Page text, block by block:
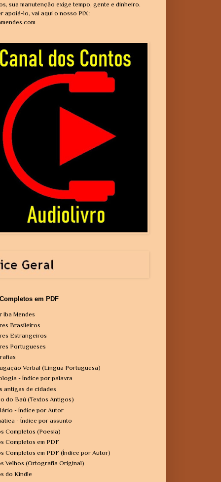
sua manutenção exige tempo, gente e dinheiro.
apoiá-lo, vai aqui o nosso PIX:
em PDF
Iba Mendes
Brasileiros
Estrangeiros
Portugueses
Verbal (Língua Portuguesa)
- Índice por palavra
antigas de cidades
do Baú (Textos Antigos)
- Índice por Autor
- Índice por assunto
Completos (Poesia)
Completos em PDF
Completos em PDF (Índice por Autor)
Velhos (Ortografia Original)
do Kindle